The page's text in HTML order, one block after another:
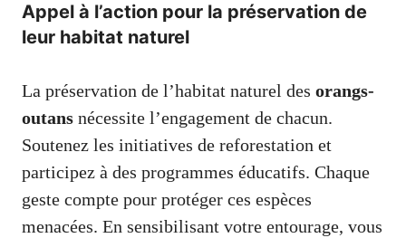
Appel à l’action pour la préservation de
leur habitat naturel
La préservation de l’habitat naturel des orangs-
outans nécessite l’engagement de chacun.
Soutenez les initiatives de reforestation et
participez à des programmes éducatifs. Chaque
geste compte pour protéger ces espèces
menacées. En sensibilisant votre entourage, vous